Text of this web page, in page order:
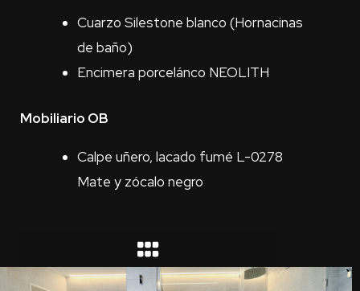
Cuarzo Silestone blanco (Hornacinas
de baño)
Encimera porcelánco NEOLITH
Mobiliario OB
Calpe uñero, lacado fumé L-0278
Mate y zócalo negro